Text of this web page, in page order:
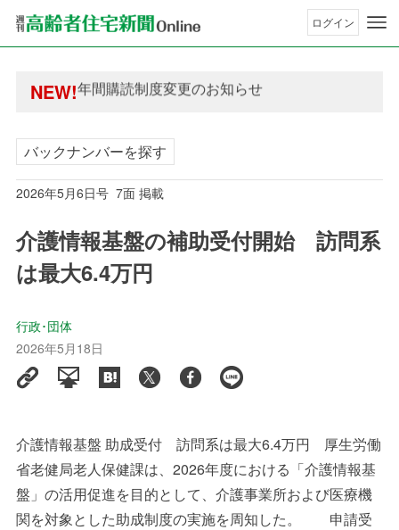
ログイン
NEW!
年間購読制度変更のお知らせ
高齢者住宅新聞 無料会員の皆様へ閲覧本数変更
高齢者住宅新聞 無料会員の皆様へ閲覧本数変更
バックナンバーを探す
2026年5月6日号 7面 掲載
介護情報基盤の補助受付開始 訪問系
は最大6.4万円
行政･団体
2026年5月18日
介護情報基盤 助成受付 訪問系は最大6.4万円 厚生労働
省老健局老人保健課は、2026年度における「介護情報基
盤」の活用促進を目的として、介護事業所および医療機
関を対象とした助成制度の実施を周知した。 申請受